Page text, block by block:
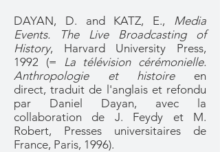
DAYAN, D. and KATZ, E., Media
Events. The Live Broadcasting of
History, Harvard University Press,
1992 (= La télévision cérémonielle.
Anthropologie et histoireen
direct, traduit de l'anglais et refondu
par Daniel Dayan, avec la
collaboration de J. Feydy et M.
Robert, Presses universitaires de
France, Paris, 1996).